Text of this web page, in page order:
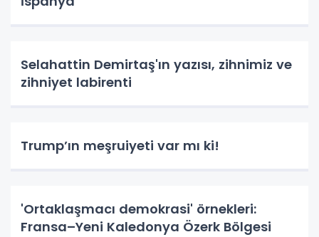
Selahattin Demirtaş'ın yazısı, zihnimiz ve
zihniyet labirenti
Trump’ın meşruiyeti var mı ki!
'Ortaklaşmacı demokrasi' örnekleri:
Fransa–Yeni Kaledonya Özerk Bölgesi